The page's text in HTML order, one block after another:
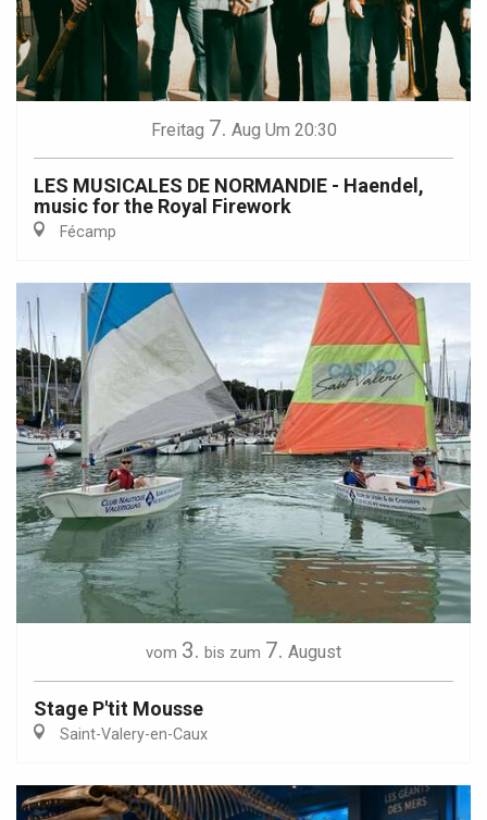
Freitag 7. Aug Um 20:30
LES MUSICALES DE NORMANDIE - Haendel,
music for the Royal Firework
Fécamp
vom 3. bis zum 7. August
Stage P'tit Mousse
Saint-Valery-en-Caux